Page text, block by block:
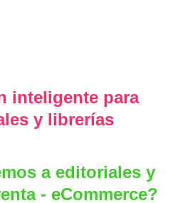
inteligente para
y librerías
a editoriales y
- eCommerce?